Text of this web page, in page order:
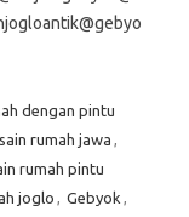
dengan pintu
rumah jawa ,
rumah pintu
joglo , Gebyok ,